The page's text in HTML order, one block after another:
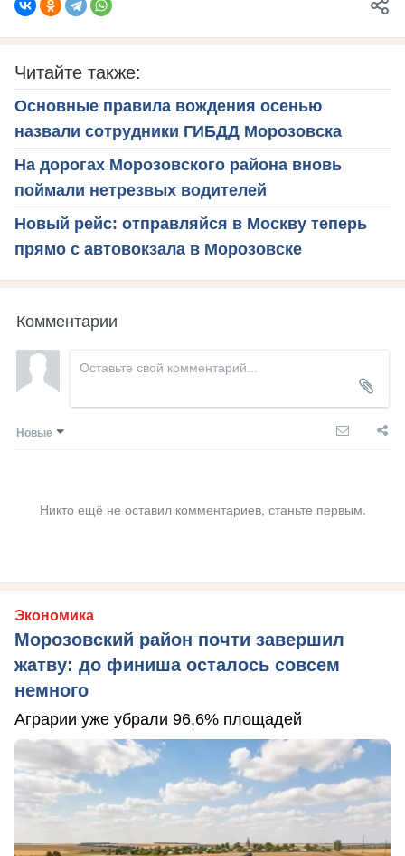
Читайте также:
Основные правила вождения осенью
назвали сотрудники ГИБДД Морозовска
На дорогах Морозовского района вновь
поймали нетрезвых водителей
Новый рейс: отправляйся в Москву теперь
прямо с автовокзала в Морозовске
Комментарии
Новые
Никто ещё не оставил комментариев, станьте первым.
Экономика
Морозовский район почти завершил
жатву: до финиша осталось совсем
немного
Аграрии уже убрали 96,6% площадей